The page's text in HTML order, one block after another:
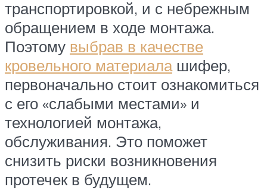
транспортировкой, и с небрежным
обращением в ходе монтажа.
Поэтому выбрав в качестве
кровельного материалашифер,
первоначально стоит ознакомиться
с его «слабыми местами» и
технологией монтажа,
обслуживания. Это поможет
снизить риски возникновения
протечек в будущем.